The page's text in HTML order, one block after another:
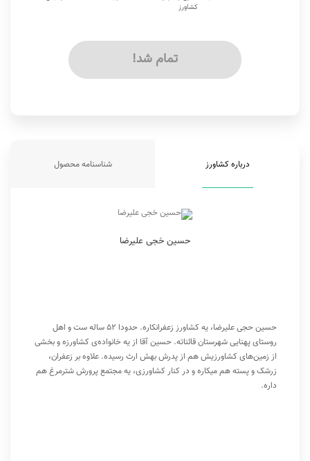
کشاورز
تمام شد!
درباره کشاورز شناسنامه محصول
حسین حَجی علیرضا
حسین حجی علیرضا، یه کشاورز زعفرانکاره. حدودا 52 ساله ست و اهل
روستای پهنایی شهرستان قائناته. حسین آقا از یه خانواده‌ی کشاورزه و بخشی
از زمین‌های کشاورزیش هم از پدرش بهش ارث رسیده. علاوه بر زعفران،
زرشک و پسته هم میکاره و در کنار کشاورزی، یه مجتمع پرورش شترمرغ هم
داره.